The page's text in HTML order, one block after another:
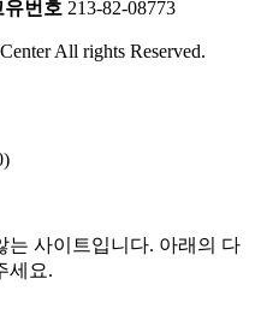
유번호 213-82-08773
All rights Reserved.
는 사이트입니다. 아래의 다
세요.